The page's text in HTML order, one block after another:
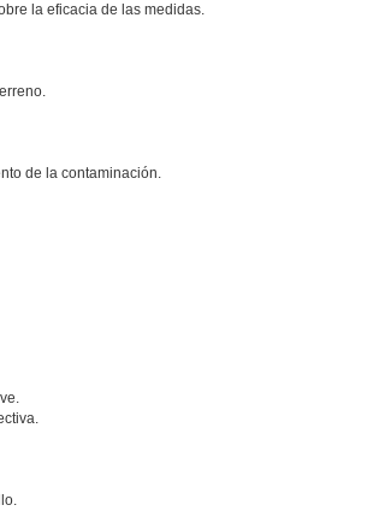
la eficacia de las medidas.
de la contaminación.